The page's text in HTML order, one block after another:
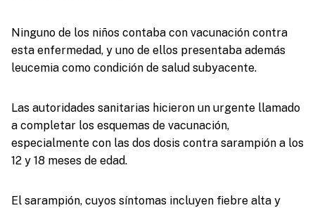
Ninguno de los niños contaba con vacunación contra
esta enfermedad, y uno de ellos presentaba además
leucemia como condición de salud subyacente.
Las autoridades sanitarias hicieron un urgente llamado
a completar los esquemas de vacunación,
especialmente con las dos dosis contra sarampión a los
12 y 18 meses de edad.
El sarampión, cuyos síntomas incluyen fiebre alta y